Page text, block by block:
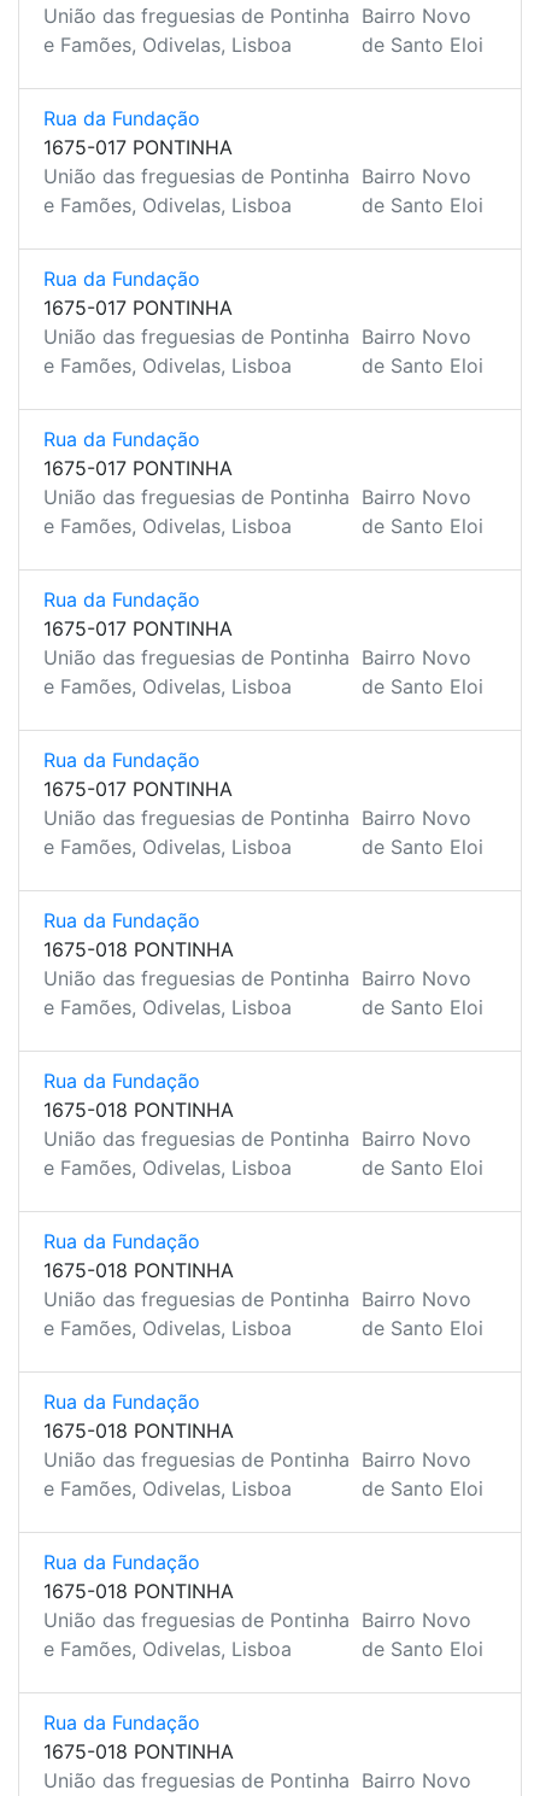
União das freguesias de Pontinha
e Famões, Odivelas, Lisboa
Bairro Novo
de Santo Eloi
Rua da Fundação
1675-017 PONTINHA
União das freguesias de Pontinha
e Famões, Odivelas, Lisboa
Bairro Novo
de Santo Eloi
Rua da Fundação
1675-017 PONTINHA
União das freguesias de Pontinha
e Famões, Odivelas, Lisboa
Bairro Novo
de Santo Eloi
Rua da Fundação
1675-017 PONTINHA
União das freguesias de Pontinha
e Famões, Odivelas, Lisboa
Bairro Novo
de Santo Eloi
Rua da Fundação
1675-017 PONTINHA
União das freguesias de Pontinha
e Famões, Odivelas, Lisboa
Bairro Novo
de Santo Eloi
Rua da Fundação
1675-017 PONTINHA
União das freguesias de Pontinha
e Famões, Odivelas, Lisboa
Bairro Novo
de Santo Eloi
Rua da Fundação
1675-018 PONTINHA
União das freguesias de Pontinha
e Famões, Odivelas, Lisboa
Bairro Novo
de Santo Eloi
Rua da Fundação
1675-018 PONTINHA
União das freguesias de Pontinha
e Famões, Odivelas, Lisboa
Bairro Novo
de Santo Eloi
Rua da Fundação
1675-018 PONTINHA
União das freguesias de Pontinha
e Famões, Odivelas, Lisboa
Bairro Novo
de Santo Eloi
Rua da Fundação
1675-018 PONTINHA
União das freguesias de Pontinha
e Famões, Odivelas, Lisboa
Bairro Novo
de Santo Eloi
Rua da Fundação
1675-018 PONTINHA
União das freguesias de Pontinha
e Famões, Odivelas, Lisboa
Bairro Novo
de Santo Eloi
Rua da Fundação
1675-018 PONTINHA
União das freguesias de Pontinha Bairro Novo